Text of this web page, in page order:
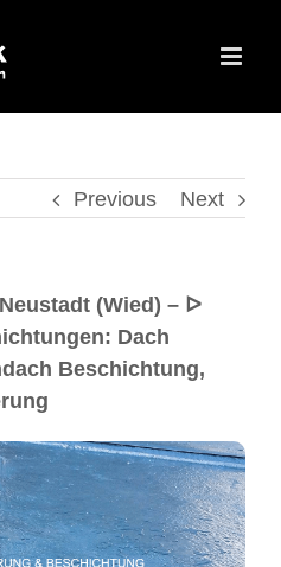
Previous Next
(Wied) – ᐅ
Dach
Beschichtung,